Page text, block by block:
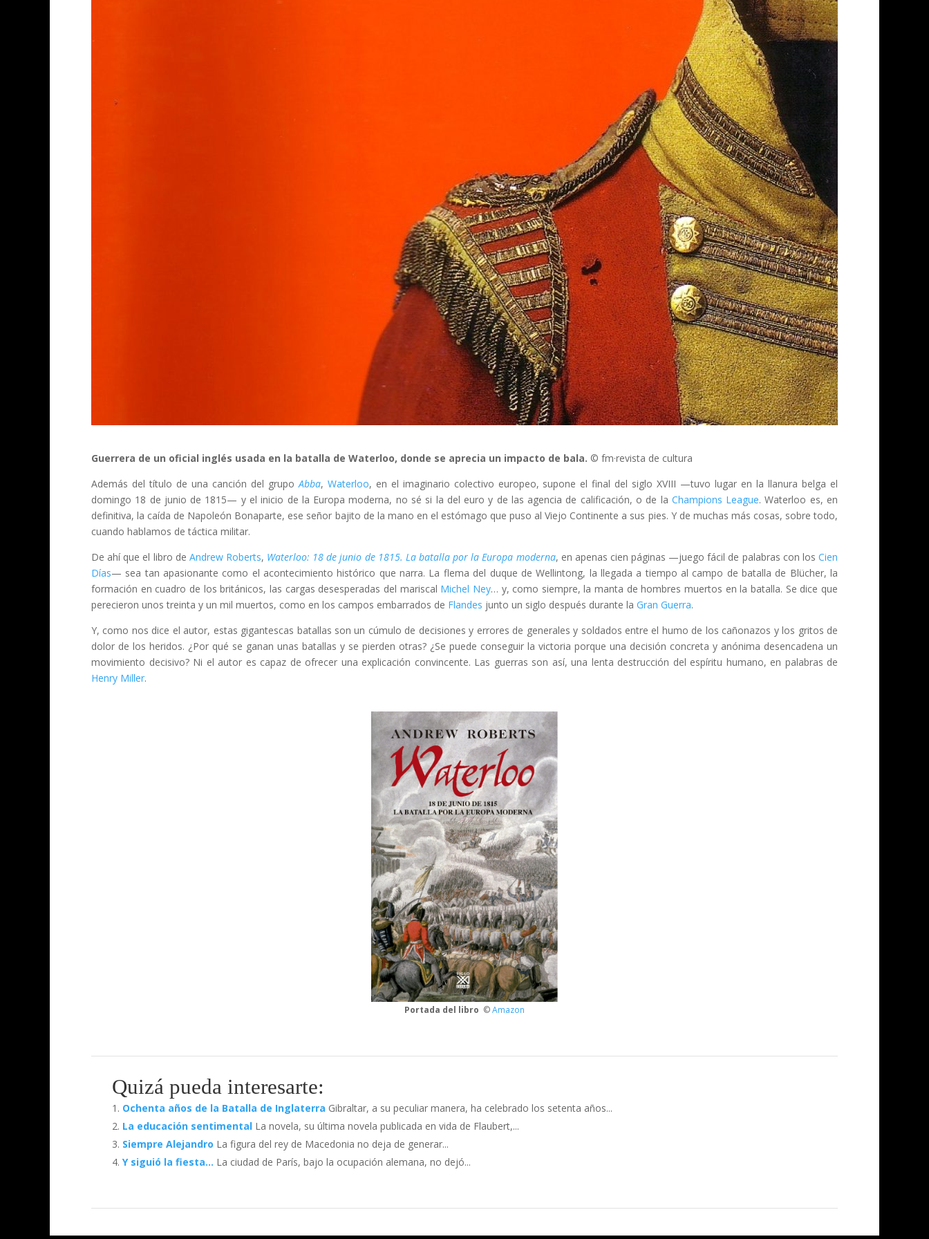
Guerrera de un oficial inglés usada en la batalla de Waterloo, donde se aprecia un impacto de bala. © fm·revista de cultura
Además del título de una canción del grupoAbba, Waterloo, en el imaginario colectivo europeo, supone el final del siglo XVIII —tuvo lugar en la llanura belga el
domingo 18 de junio de 1815— y el inicio de la Europa moderna, no sé si la del euro y de las agencia de calificación, o de la Champions League. Waterloo es, en
definitiva, la caída de Napoleón Bonaparte, ese señor bajito de la mano en el estómago que puso al Viejo Continente a sus pies. Y de muchas más cosas, sobre todo,
cuando hablamos de táctica militar.
De ahí que el libro de Andrew Roberts, Waterloo: 18 de junio de 1815. La batalla por la Europa moderna, en apenas cien páginas —juego fácil de palabras con losCien
Días— sea tan apasionante como el acontecimiento histórico que narra. La flema del duque de Wellintong, la llegada a tiempo al campo de batalla de Blücher, la
formación en cuadro de los británicos, las cargas desesperadas del mariscal Michel Ney… y, como siempre, la manta de hombres muertos en la batalla. Se dice que
perecieron unos treinta y un mil muertos, como en los campos embarrados de Flandes junto un siglo después durante la Gran Guerra.
Y, como nos dice el autor, estas gigantescas batallas son un cúmulo de decisiones y errores de generales y soldados entre el humo de los cañonazos y los gritos de
dolor de los heridos. ¿Por qué se ganan unas batallas y se pierden otras? ¿Se puede conseguir la victoria porque una decisión concreta y anónima desencadena un
movimiento decisivo? Ni el autor es capaz de ofrecer una explicación convincente. Las guerras son así, una lenta destrucción del espíritu humano, en palabras de
Henry Miller.
Portada del libro ©Amazon
Quizá pueda interesarte:
Ochenta años de la Batalla de Inglaterra Gibraltar, a su peculiar manera, ha celebrado los setenta años...
La educación sentimental La novela, su última novela publicada en vida de Flaubert,...
Siempre Alejandro La figura del rey de Macedonia no deja de generar...
Y siguió la fiesta… La ciudad de París, bajo la ocupación alemana, no dejó...